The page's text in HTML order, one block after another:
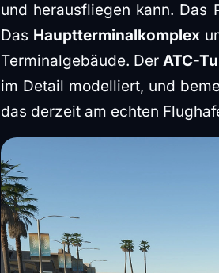
und herausfliegen kann. Das
Das Hauptterminalkomplex
Terminalgebäude. Der ATC-
im Detail modelliert, und
das derzeit am echten